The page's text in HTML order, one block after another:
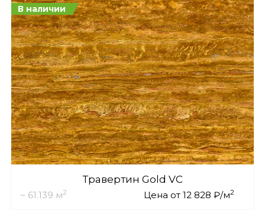
В наличии
Травертин Gold VC
~ 61.139 м2 Цена от 12 828 ₽/м2